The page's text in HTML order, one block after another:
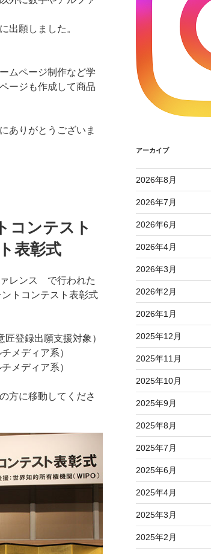
出願しました。
ムページ制作など学
ージも作成して商品
ありがとうございま
コンテスト
表彰式
レンス で行われた
トコンテスト表彰式
登録出願支援対象）
メディア系）
メディア系）
方に移動してくださ
アーカイブ
2026年8月
2026年7月
2026年6月
2026年4月
2026年3月
2026年2月
2026年1月
2025年12月
2025年11月
2025年10月
2025年9月
2025年8月
2025年7月
2025年6月
2025年4月
2025年3月
2025年2月